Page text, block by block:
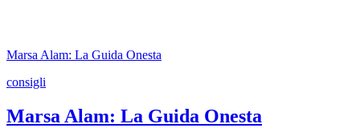
Marsa Alam: La Guida Onesta
consigli
Marsa Alam: La Guida Onesta